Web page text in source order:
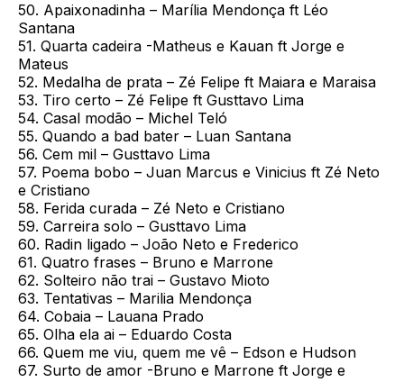
50. Apaixonadinha – Marília Mendonça ft Léo
Santana
51. Quarta cadeira -Matheus e Kauan ft Jorge e
Mateus
52. Medalha de prata – Zé Felipe ft Maiara e Maraisa
53. Tiro certo – Zé Felipe ft Gusttavo Lima
54. Casal modão – Michel Teló
55. Quando a bad bater – Luan Santana
56. Cem mil – Gusttavo Lima
57. Poema bobo – Juan Marcus e Vinicius ft Zé Neto
e Cristiano
58. Ferida curada – Zé Neto e Cristiano
59. Carreira solo – Gusttavo Lima
60. Radin ligado – João Neto e Frederico
61. Quatro frases – Bruno e Marrone
62. Solteiro não trai – Gustavo Mioto
63. Tentativas – Marilia Mendonça
64. Cobaia – Lauana Prado
65. Olha ela ai – Eduardo Costa
66. Quem me viu, quem me vê – Edson e Hudson
67. Surto de amor -Bruno e Marrone ft Jorge e